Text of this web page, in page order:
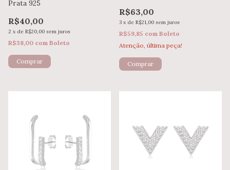
Prata 925
R$40,00
2 x de R$20,00 sem juros
R$38,00 com Boleto
R$63,00
3 x de R$21,00 sem juros
R$59,85 com Boleto
Atenção, última peça!